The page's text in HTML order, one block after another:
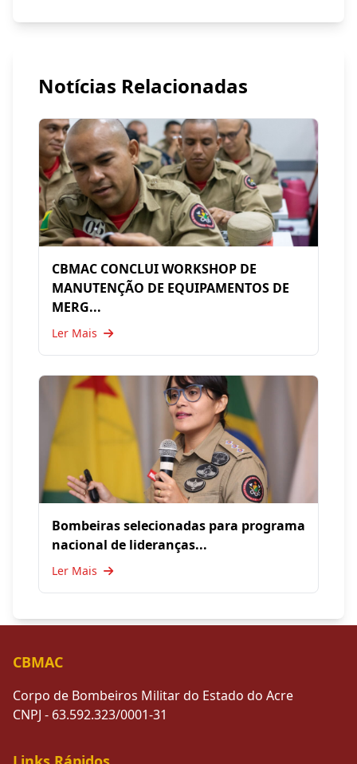
Notícias Relacionadas
CBMAC CONCLUI WORKSHOP DE
MANUTENÇÃO DE EQUIPAMENTOS DE
MERG...
Ler Mais
Bombeiras selecionadas para programa
nacional de lideranças...
Ler Mais
CBMAC
Corpo de Bombeiros Militar do Estado do Acre
CNPJ - 63.592.323/0001-31